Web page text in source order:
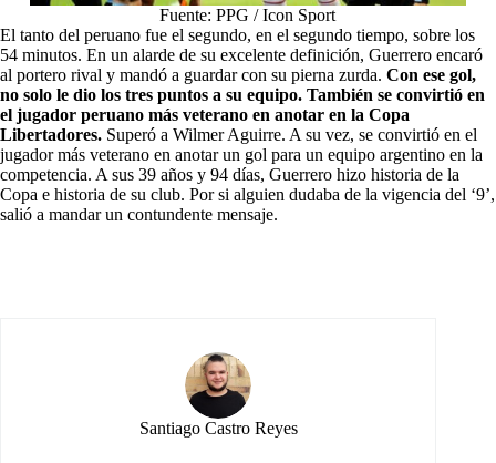
Fuente: PPG / Icon Sport
El tanto del peruano fue el segundo, en el segundo tiempo, sobre los
54 minutos. En un alarde de su excelente definición, Guerrero encaró
al portero rival y mandó a guardar con su pierna zurda. Con ese gol,
no solo le dio los tres puntos a su equipo. También se convirtió en
el jugador peruano más veterano en anotar en la Copa
Libertadores. Superó a Wilmer Aguirre. A su vez, se convirtió en el
jugador más veterano en anotar un gol para un equipo argentino en la
competencia. A sus 39 años y 94 días, Guerrero hizo historia de la
Copa e historia de su club. Por si alguien dudaba de la vigencia del ‘9’,
salió a mandar un contundente mensaje.
Santiago Castro Reyes